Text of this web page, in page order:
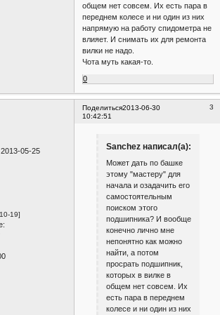
общем нет совсем. Их есть пара в
переднем колесе и ни один из них
напрямую на работу спидометра не
влияет. И снимать их для ремонта
вилки не надо.
Чота муть какая-то.
0
Поделиться 3
2013-06-30
10:42:51
2013-05-25
19]
Sanchez написал(а):
Может дать по башке
этому "мастеру" для
начала и озадачить его
самостоятельным
поиском этого
подшипника? И вообще
конечно лично мне
непонятно как можно
найти, а потом
просрать подшипник,
которых в вилке в
общем нет совсем. Их
есть пара в переднем
колесе и ни один из них